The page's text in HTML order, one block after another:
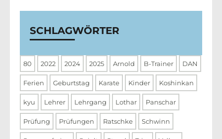
SCHLAGWÖRTER
80 2022 2024 2025 Arnold B-Trainer DAN
Ferien Geburtstag Karate Kinder Koshinkan
kyu Lehrer Lehrgang Lothar Panschar
Prüfung Prüfungen Ratschke Schwinn